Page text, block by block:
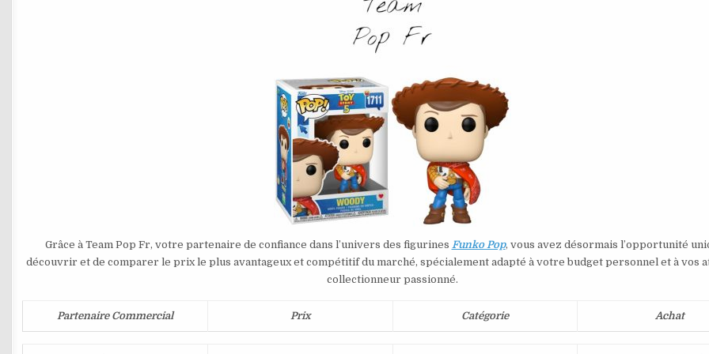
Grâce à Team Pop Fr, votre partenaire de confiance dans l’univers des figurines Funko Pop, vous avez désormais l’opportunité
découvrir et de comparer le prix le plus avantageux et compétitif du marché, spécialement adapté à votre budget personnel et à vos
collectionneur passionné.
Partenaire Commercial Prix Catégorie Achat